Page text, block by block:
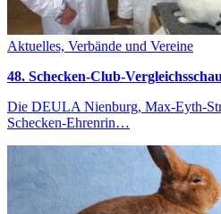
Aktuelles, Verbände und Vereine
48. Schecken-Club-
Die DEULA Nienburg, Max-Eyth-
Schecken-Ehrenrin…